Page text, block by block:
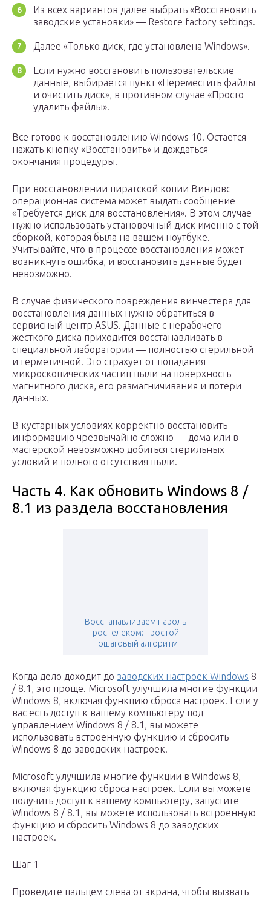
Из всех вариантов далее выбрать «Восстановить
заводские установки» — Restore factory settings.
Далее «Только диск, где установлена Windows».
Если нужно восстановить пользовательские
данные, выбирается пункт «Переместить файлы
и очистить диск», в противном случае «Просто
удалить файлы».
Все готово к восстановлению Windows 10. Остается
нажать кнопку «Восстановить» и дождаться
окончания процедуры.
При восстановлении пиратской копии Виндовс
операционная система может выдать сообщение
«Требуется диск для восстановления». В этом случае
нужно использовать установочный диск именно с той
сборкой, которая была на вашем ноутбуке.
Учитывайте, что в процессе восстановления может
возникнуть ошибка, и восстановить данные будет
невозможно.
В случае физического повреждения винчестера для
восстановления данных нужно обратиться в
сервисный центр ASUS. Данные с нерабочего
жесткого диска приходится восстанавливать в
специальной лаборатории — полностью стерильной
и герметичной. Это страхует от попадания
микроскопических частиц пыли на поверхность
магнитного диска, его размагничивания и потери
данных.
В кустарных условиях корректно восстановить
информацию чрезвычайно сложно — дома или в
мастерской невозможно добиться стерильных
условий и полного отсутствия пыли.
Часть 4. Как обновить Windows 8 /
8.1 из раздела восстановления
Восстанавливаем пароль
ростелеком: простой
пошаговый алгоритм
Когда дело доходит до заводских настроек Windows 8
/ 8.1, это проще. Microsoft улучшила многие функции
Windows 8, включая функцию сброса настроек. Если у
вас есть доступ к вашему компьютеру под
управлением Windows 8 / 8.1, вы можете
использовать встроенную функцию и сбросить
Windows 8 до заводских настроек.
Microsoft улучшила многие функции в Windows 8,
включая функцию сброса настроек. Если вы можете
получить доступ к вашему компьютеру, запустите
Windows 8 / 8.1, вы можете использовать встроенную
функцию и сбросить Windows 8 до заводских
настроек.
Шаг 1
Проведите пальцем слева от экрана, чтобы вызвать